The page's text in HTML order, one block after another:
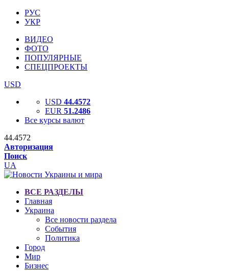
РУС
УКР
ВИДЕО
ФОТО
ПОПУЛЯРНЫЕ
СПЕЦПРОЕКТЫ
USD
USD 44.4572
EUR 51.2486
Все курсы валют
44.4572
Авторизация
Поиск
UA
ВСЕ РАЗДЕЛЫ
Главная
Украина
Все новости раздела
События
Политика
Город
Мир
Бизнес